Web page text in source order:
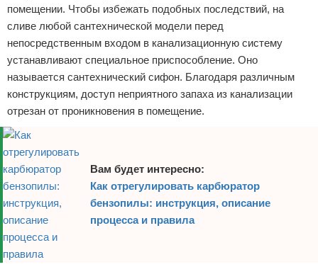
Безопасность
Стройматериалы
Разное
помещении. Чтобы избежать подобных последствий, на
сливе любой сантехнической модели перед
непосредственным входом в канализационную систему
устанавливают специальное приспособление. Оно
называется сантехнический сифон. Благодаря различным
конструкциям, доступ неприятного запаха из канализации
отрезан от проникновения в помещение.
Вам будет интересно:
Как отрегулировать карбюратор
бензопилы: инструкция, описание
процесса и правила